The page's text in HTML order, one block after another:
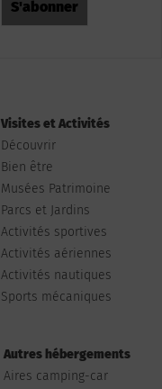
Visites et Activités
Découvrir
Bien être
Musées Patrimoine
Parcs et Jardins
Activités sportives
Activités aériennes
Activités nautiques
Sports mécaniques
Autres hébergements
Aires camping-car